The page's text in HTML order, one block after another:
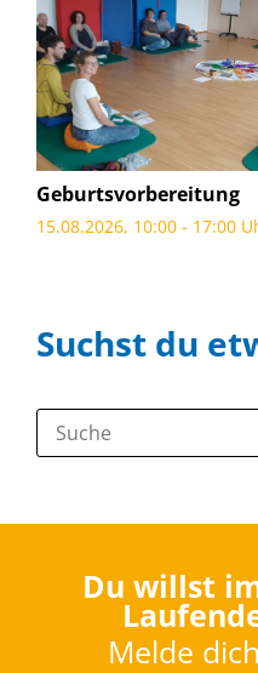
Geburtsvorbereitung
15.08.2026, 10:00 - 17:00
Suchst du
Suche:
Du willst
Melde